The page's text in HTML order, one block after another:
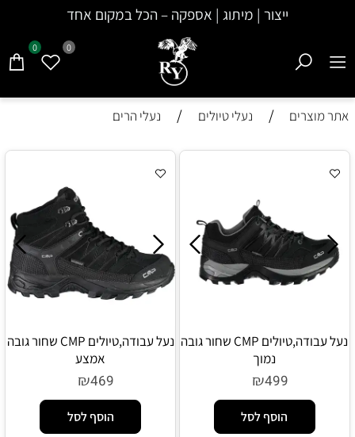
ייצור | מיתוג | אספקה – הכל במקום אחד
0 0
אתר מוצרים / נעלי טיולים / נעלי הרים
נעל עבודה,טיולים CMP שחור גובה
נמוך
₪499
הוסף לסל
נעל עבודה,טיולים CMP שחור גובה
אמצע
₪469
הוסף לסל